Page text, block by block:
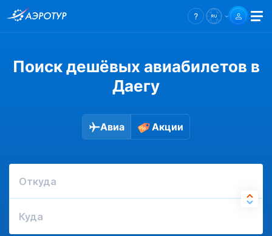
Поиск дешёвых авиабилетов в
Даегу
Авиа Акции
Откуда
Куда